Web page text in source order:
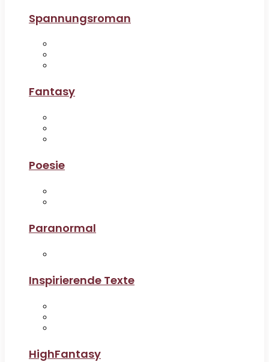
Spannungsroman
Fantasy
Poesie
Paranormal
Inspirierende Texte
HighFantasy